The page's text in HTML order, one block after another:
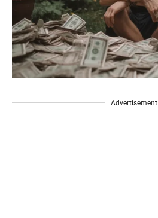
Advertisement